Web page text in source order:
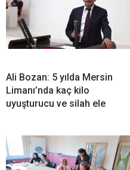
Ali Bozan: 5 yılda Mersin
Limanı’nda kaç kilo
uyuşturucu ve silah ele